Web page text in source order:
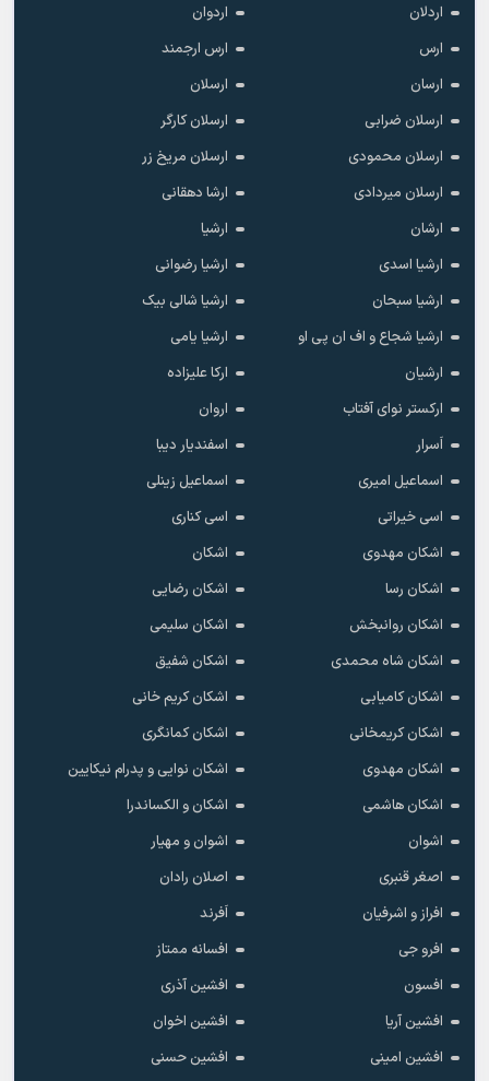
اردلان
اردوان
ارس
ارس ارجمند
ارسان
ارسلان
ارسلان ضرابی
ارسلان کارگر
ارسلان محمودی
ارسلان مریخ زر
ارسلان میردادی
ارشا دهقانی
ارشان
ارشیا
ارشیا اسدی
ارشیا رضوانی
ارشیا سبحان
ارشیا شالی بیک
ارشیا شجاع و اف ان پی او
ارشیا یامی
ارشیان
ارکا علیزاده
ارکستر نوای آفتاب
اروان
اَسرار
اسفندیار دیبا
اسماعیل امیری
اسماعیل زینلی
اسی خیراتی
اسی کناری
اشکان مهدوى
اشکان
اشکان رسا
اشکان رضایی
اشکان روانبخش
اشکان سلیمی
اشکان شاه محمدی
اشکان شفیق
اشکان کامیابی
اشکان کریم خانی
اشکان کریمخانی
اشکان کمانگری
اشکان مهدوی
اشکان نوایی و پدرام نیکایین
اشکان هاشمی
اشکان و الکساندرا
اشوان
اشوان و مهیار
اصغر قنبری
اصلان رادان
افراز و اشرفیان
اَفرند
افرو جی
افسانه ممتاز
افسون
افشین آذری
افشین آریا
افشین اخوان
افشین امینی
افشین حسنی